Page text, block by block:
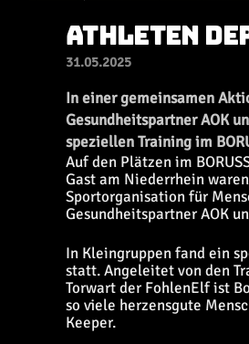
ATHLETEN
31.05.2025
In einer gemeinsamen
Gesundheitspartner AOK
speziellen Training im
Auf den Plätzen im
Gast am Niederrhein
Sportorganisation für
Gesundheitspartner AOK
In Kleingruppen fand ein
statt. Angeleitet von den
Torwart der FohlenElf ist
so viele herzensgute
Keeper.